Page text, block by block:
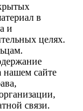
в
и
целях.
нашем сайте
связи.